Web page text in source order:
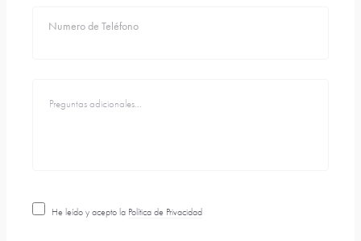
Numero de Teléfono
He leído y acepto la Política de Privacidad